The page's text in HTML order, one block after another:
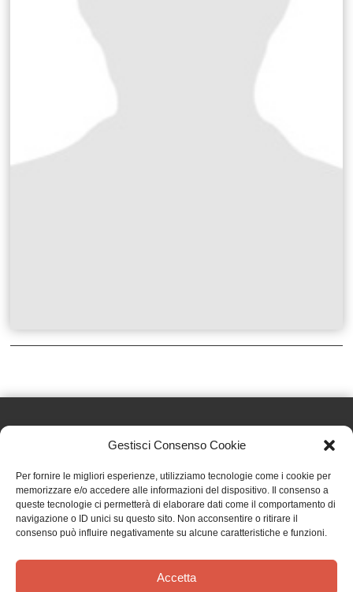
Gestisci Consenso Cookie
Per fornire le migliori esperienze, utilizziamo tecnologie come i cookie per
memorizzare e/o accedere alle informazioni del dispositivo. Il consenso a
queste tecnologie ci permetterà di elaborare dati come il comportamento di
navigazione o ID unici su questo sito. Non acconsentire o ritirare il
consenso può influire negativamente su alcune caratteristiche e funzioni.
Accetta
Effatà Editrice di Pellegrino Paolo SAS
C.F. e P.IVA 09655250018
Via Tre Denti, 1 - 10060 Cantalupa (TO)
Telefono: (+39) 0121 353452 - Fax: (+39) 0121 353839